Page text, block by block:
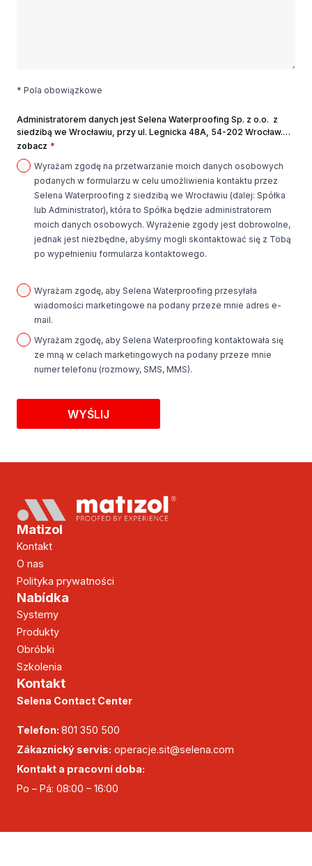
* Pola obowiązkowe
Administratorem danych jest Selena Waterproofing Sp. z o.o. z
siedzibą we Wrocławiu, przy ul. Legnicka 48A, 54-202 Wrocław.
Twoje dane osobowe przetwarzamy w celu przedstawienia oferty
oraz realizowania naszych prawnie uzasadnionych interesów
opisanych Polityce prywatności. Wyrażone zgody możesz w
każdej chwili wycofać. Masz prawo dostępu do treści swoich
danych oraz prawo ich sprostowania, usunięcia, ograniczenia
przetwarzania, prawo do sprzeciwu wobec przetwarzania, prawo
do przenoszenia danych, a także prawo do wniesienia skargi do
Prezesa Urzędu Ochrony Danych Osobowych. Szczegółowe
informacje dotyczące przetwarzania danych osobowych znajdują
się w Polityce Prywatności. Zawsze możesz skontaktować się z
zobacz *
Wyrażam zgodę na przetwarzanie moich danych osobowych
podanych w formularzu w celu umożliwienia kontaktu przez
Selena Waterproofing z siedzibą we Wrocławiu (dalej: Spółka
lub Administrator), która to Spółka będzie administratorem
moich danych osobowych. Wyrażenie zgody jest dobrowolne,
jednak jest niezbędne, abyśmy mogli skontaktować się z Tobą
po wypełnieniu formularza kontaktowego.
ZgodyWyrażam zgodę, aby Selena Waterproofing przesyłała
wiadomości marketingowe na podany przeze mnie adres e-
mail.
Wyrażam zgodę, aby Selena Waterproofing kontaktowała się
ze mną w celach marketingowych na podany przeze mnie
numer telefonu (rozmowy, SMS, MMS).
WYŚLIJ
Matizol
Kontakt
O nas
Polityka prywatności
Nabídka
Systemy
Produkty
Obróbki
Szkolenia
Kontakt
Selena Contact Center
Telefon: 801 350 500
Zákaznický servis: operacje.sit@selena.com
Kontakt a pracovní doba:
Po – Pá: 08:00 – 16:00